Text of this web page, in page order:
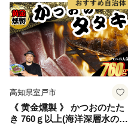
鰹のタタキ 刺身 家庭用 訳あ
り わら焼き 海鮮 冷凍 高知県
室戸 偶数 隔月 定期便
高知県室戸市
《 黄金燻製 》 かつおのたた
き 760ｇ以上(海洋深層水の塩